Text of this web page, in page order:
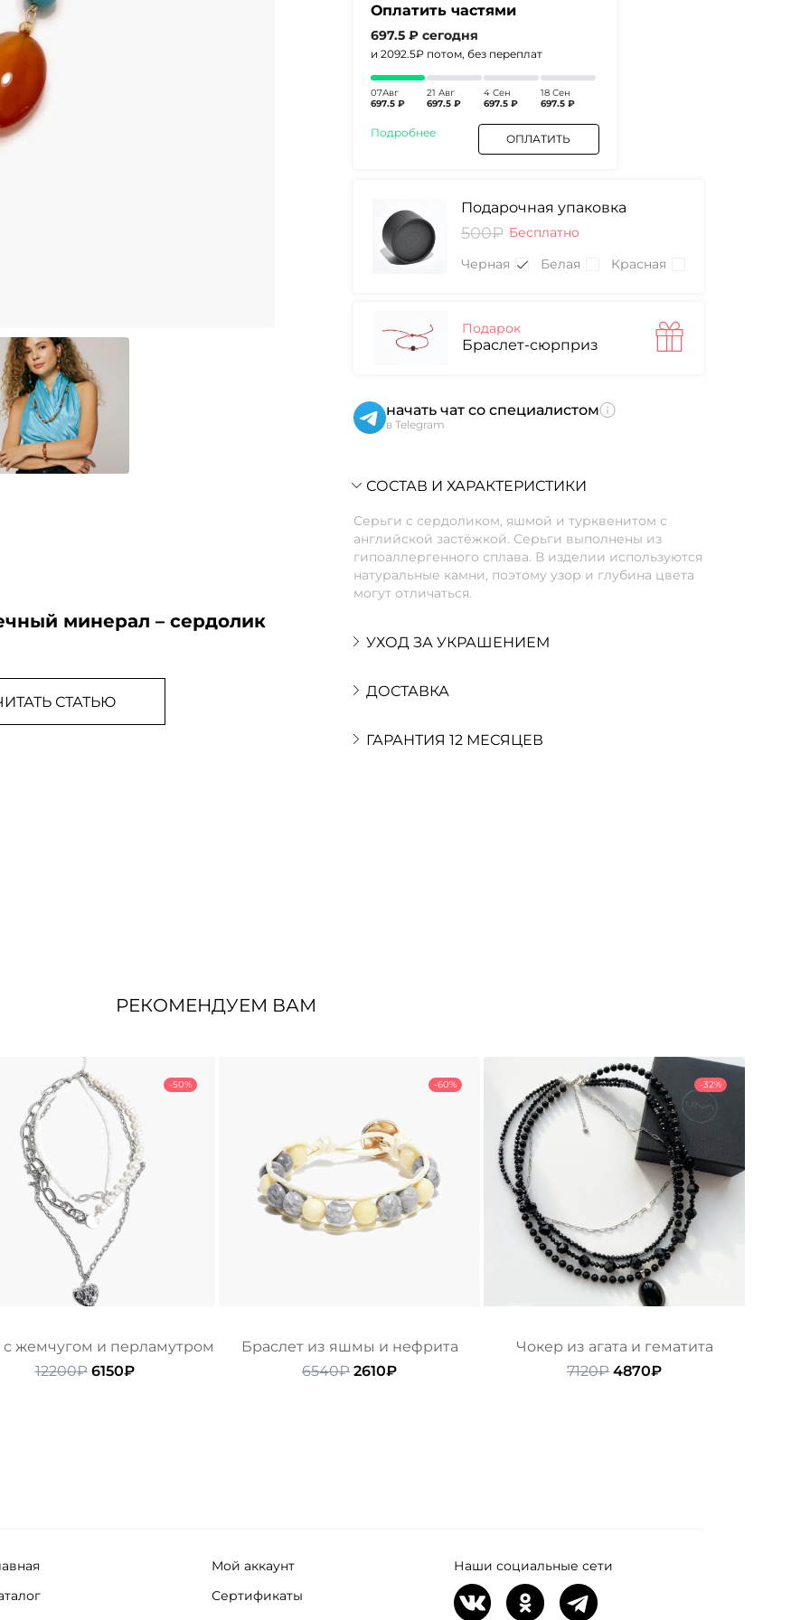
минерал – сердолик
СТАТЬЮ
Оплатить частями
697.5 ₽ сегодня
и 2092.5₽ потом, без переплат
07Авг
697.5 ₽
21 Авг
697.5 ₽
4 Сен
697.5 ₽
18 Сен
697.5 ₽
Подробнее ОПЛАТИТЬ
Подарочная упаковка
500₽ Бесплатно
Черная
Белая Красная
Подарок
Браслет-сюрприз
начать чат со специалистом
в Telegram
СОСТАВ И ХАРАКТЕРИСТИКИ
Серьги с сердоликом, яшмой и турквенитом с
английской застёжкой. Серьги выполнены из
гипоаллергенного сплава. В изделии используются
натуральные камни, поэтому узор и глубина цвета
могут отличаться.
УХОД ЗА УКРАШЕНИЕМ
ДОСТАВКА
ГАРАНТИЯ 12 МЕСЯЦЕВ
РЕКОМЕНДУЕМ ВАМ
-50%
с жемчугом и перламутром
12200₽ Первоначальная
6150₽Текущая
-60%
Браслет из яшмы и нефрита
6540₽ Первоначальная
2610₽Текущая
-32%
Чокер из агата и гематита
7120₽ Первоначальная
4870₽Текущая
Мой аккаунт
Сертификаты
Наши социальные сети